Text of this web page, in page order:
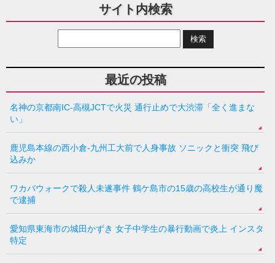
サイト内検索
最近の投稿
名神の京都南IC-高槻JCTで火災 通行止めで大渋滞「全く進まな
い」
鹿児島本線の西小倉-九州工大前で人身事故 ソニックと衝突 飛び
込みか
ワカバウォークで殺人未遂事件 鶴ケ島市の15歳の高校生が通り魔
で逮捕
愛知県東海市の城田かずき 女子中学生の暴行動画で炎上 インスタ
特定